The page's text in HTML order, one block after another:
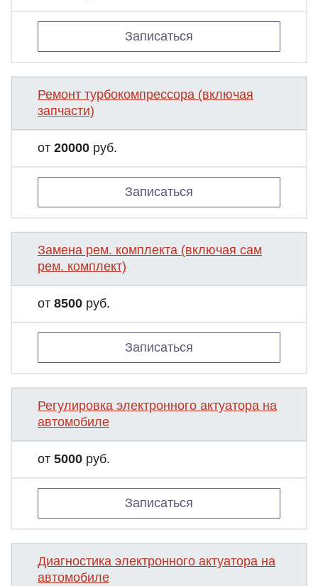
Записаться
Ремонт турбокомпрессора (включая
запчасти)
от 20000 руб.
Записаться
Замена рем. комплекта (включая сам
рем. комплект)
от 8500 руб.
Записаться
Регулировка электронного актуатора на
автомобиле
от 5000 руб.
Записаться
Диагностика электронного актуатора на
автомобиле